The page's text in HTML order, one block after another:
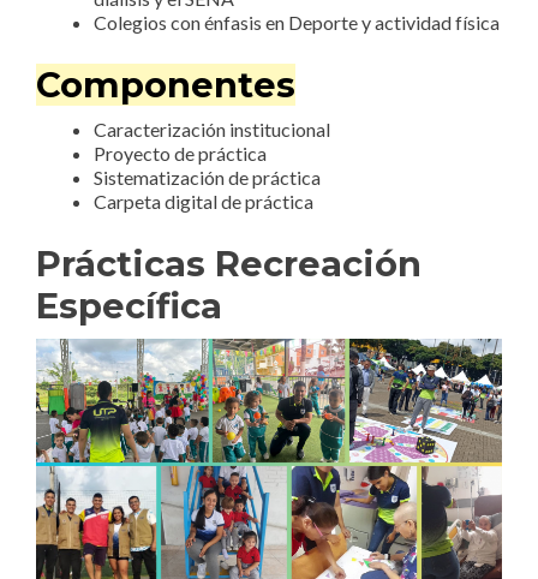
Colegios con énfasis en Deporte y actividad física
Componentes
Caracterización institucional
Proyecto de práctica
Sistematización de práctica
Carpeta digital de práctica
Prácticas Recreación
Específica